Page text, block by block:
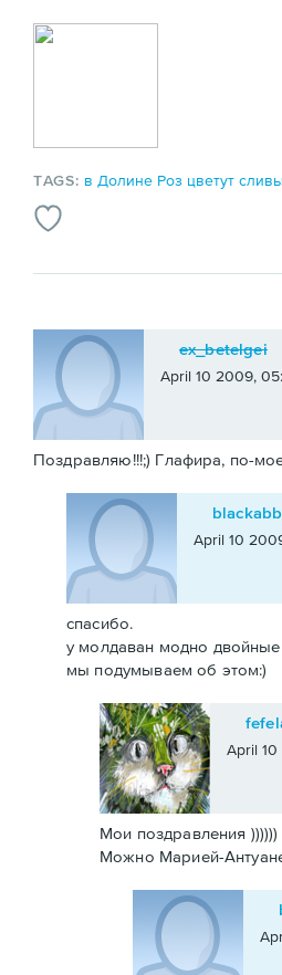
TAGS: в Долине Роз цветут
ex_betelgei
April 10 2009,
Поздравляю!!!;) Глафира, по-
April 10
спасибо.
у молдаван модно
мы подумываем об этом:)
April
Мои поздравления ))))))
Можно Марией-